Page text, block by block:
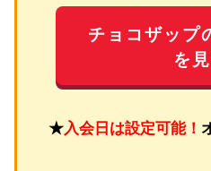
チョコザップ
を
★入会日は設定可能！